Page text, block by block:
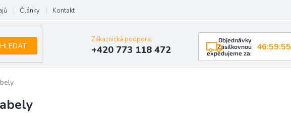
Články Kontakt
HLEDAT
Zákaznická podpora:
+420 773 118 472
Objednávky
Zásilkovnou
expedujeme za:
46:59:54